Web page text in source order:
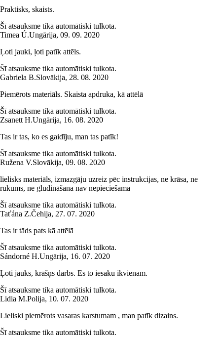
Praktisks, skaists.
Šī atsauksme tika automātiski tulkota.
Timea Ú.Ungārija, 09. 09. 2020
Ļoti jauki, ļoti patīk attēls.
Šī atsauksme tika automātiski tulkota.
Gabriela B.Slovākija, 28. 08. 2020
Piemērots materiāls. Skaista apdruka, kā attēlā
Šī atsauksme tika automātiski tulkota.
Zsanett H.Ungārija, 16. 08. 2020
Tas ir tas, ko es gaidīju, man tas patīk!
Šī atsauksme tika automātiski tulkota.
Ružena V.Slovākija, 09. 08. 2020
lielisks materiāls, izmazgāju uzreiz pēc instrukcijas, ne krāsa, ne
rukums, ne gludināšana nav nepieciešama
Šī atsauksme tika automātiski tulkota.
Taťána Z.Čehija, 27. 07. 2020
Tas ir tāds pats kā attēlā
Šī atsauksme tika automātiski tulkota.
Sándorné H.Ungārija, 16. 07. 2020
Ļoti jauks, krāšņs darbs. Es to iesaku ikvienam.
Šī atsauksme tika automātiski tulkota.
Lidia M.Polija, 10. 07. 2020
Lieliski piemērots vasaras karstumam , man patīk dizains.
Šī atsauksme tika automātiski tulkota.